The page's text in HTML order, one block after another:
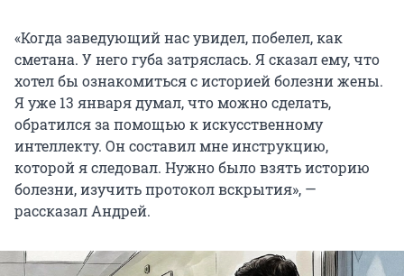
«Когда заведующий нас увидел, побелел, как
сметана. У него губа затряслась. Я сказал ему, что
хотел бы ознакомиться с историей болезни жены.
Я уже 13 января думал, что можно сделать,
обратился за помощью к искусственному
интеллекту. Он составил мне инструкцию,
которой я следовал. Нужно было взять историю
болезни, изучить протокол вскрытия», —
рассказал Андрей.